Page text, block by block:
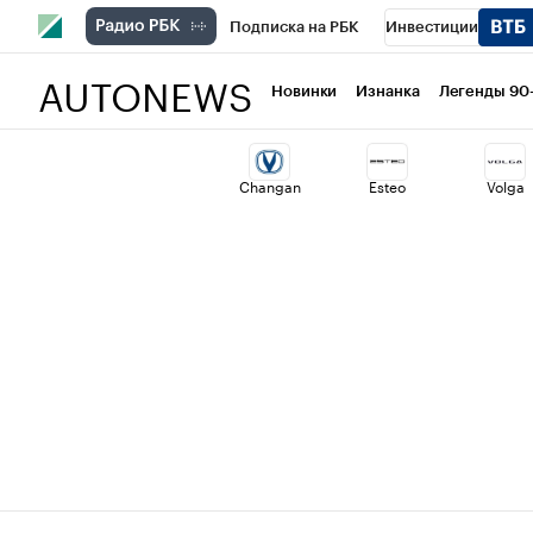
Подписка на РБК Инвестиции
Национальные проекты Город
Кредитные рейтинги Франшизы
AUTONEWS Новинки Изнанка Легенды
Changan Esteo Volga